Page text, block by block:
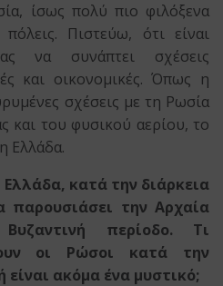
ίσως πολύ πιο φιλόξενα
Πιστεύω, ότι είναι
να συνάπτει σχέσεις
και οικονομικές. Όπως η
σχέσεις με τη Ρωσία
και του φυσικού αερίου, το
Ελλάδα.
κατά την διάρκεια
παρουσιάσει την Αρχαία
περίοδο. Τι
οι Ρώσοι κατά την
είναι ακόμα ένα μυστικό;